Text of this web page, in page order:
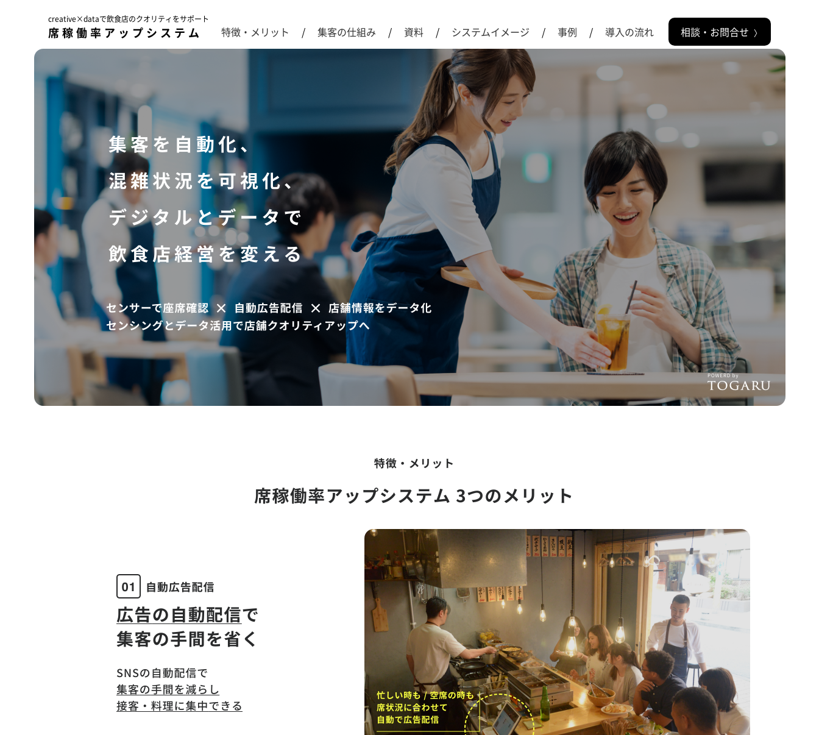
creative×dataで飲食店のクオリティをサポート
席稼働率アップシステム 特徴・メリット 集客の仕組み 資料 システムイメージ 事例 導入の流れ 相談・お問合せ 〉